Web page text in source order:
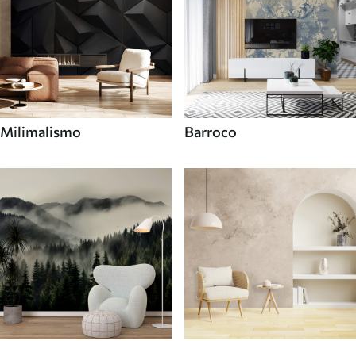
Milimalismo Barroco